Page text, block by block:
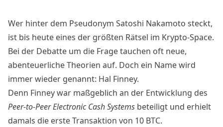
Wer hinter dem Pseudonym Satoshi Nakamoto steckt,
ist bis heute eines der größten Rätsel im Krypto-Space.
Bei der Debatte um die Frage tauchen oft neue,
abenteuerliche Theorien auf. Doch ein Name wird
immer wieder genannt: Hal Finney.
Denn Finney war maßgeblich an der Entwicklung des
Peer-to-Peer Electronic Cash Systems beteiligt und erhielt
damals die erste Transaktion von 10 BTC.